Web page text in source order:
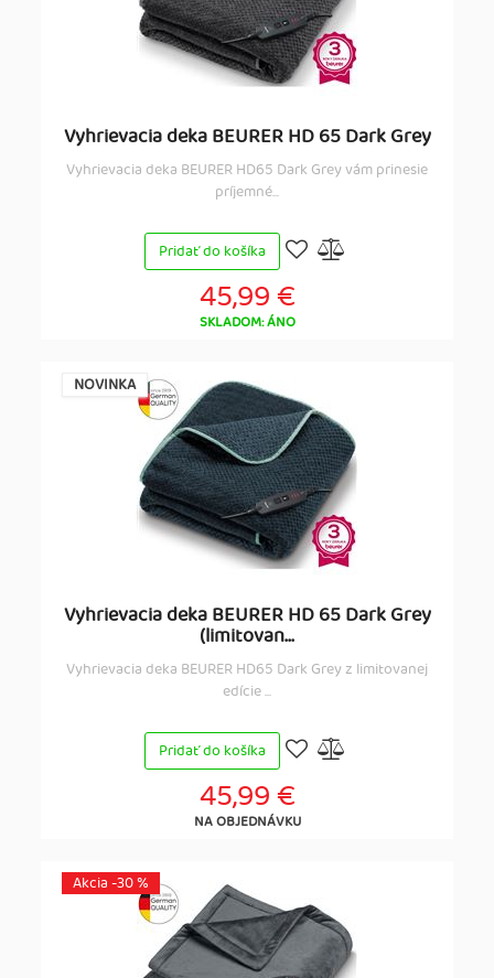
Vyhrievacia deka BEURER HD 65 Dark Grey
Vyhrievacia deka BEURER HD65 Dark Grey vám prinesie
príjemné...
Pridať do košíka
45,99 €
SKLADOM: ÁNO
NOVINKA
Vyhrievacia deka BEURER HD 65 Dark Grey
(limitovan...
Vyhrievacia deka BEURER HD65 Dark Grey z limitovanej
edície ...
Pridať do košíka
45,99 €
NA OBJEDNÁVKU
Akcia -30 %